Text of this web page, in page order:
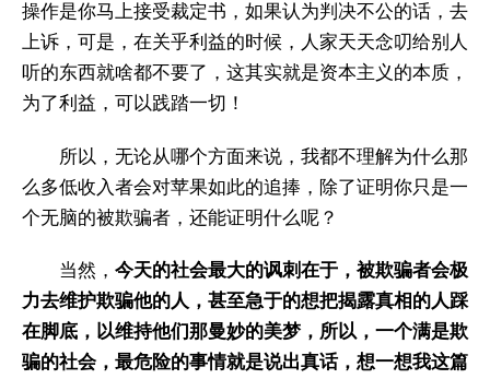
操作是你马上接受裁定书，如果认为判决不公的话，去
上诉，可是，在关乎利益的时候，人家天天念叨给别人
听的东西就啥都不要了，这其实就是资本主义的本质，
为了利益，可以践踏一切！
所以，无论从哪个方面来说，我都不理解为什么那
么多低收入者会对苹果如此的追捧，除了证明你只是一
个无脑的被欺骗者，还能证明什么呢？
当然， 今天的社会最大的讽刺在于，被欺骗者会极
力去维护欺骗他的人，甚至急于的想把揭露真相的人踩
在脚底，以维持他们那曼妙的美梦，所以，一个满是欺
骗的社会，最危险的事情就是说出真话，想一想我这篇